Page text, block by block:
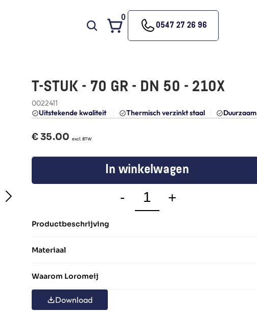
0
0547 27 26 96
T-STUK - 70 GR - DN 50 - 210X
0022411
Uitstekende kwaliteit
Thermisch verzinkt staal Duurzaam
€ 35.00
  excl. BTW
In winkelwagen
- +
Productbeschrijving
Materiaal
Waarom Loromeij
Download